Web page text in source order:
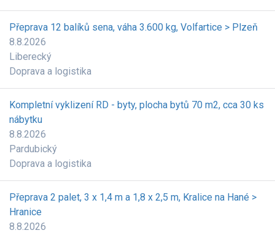
Přeprava 12 balíků sena, váha 3.600 kg, Volfartice > Plzeň
8.8.2026
Liberecký
Doprava a logistika
Kompletní vyklizení RD - byty, plocha bytů 70 m2, cca 30 ks
nábytku
8.8.2026
Pardubický
Doprava a logistika
Přeprava 2 palet, 3 x 1,4 m a 1,8 x 2,5 m, Kralice na Hané >
Hranice
8.8.2026